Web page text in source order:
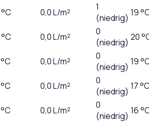
°C 0,0L/m²
1
(niedrig) 19
°C 0,0L/m²
0
(niedrig) 20
°C 0,0L/m²
0
(niedrig) 19
°C 0,0L/m²
0
(niedrig) 17
°C 0,0L/m²
0
(niedrig) 16